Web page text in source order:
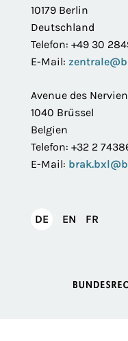
10179 Berlin
Deutschland
Telefon: +49 30
E-Mail:
Avenue des
1040 Brüssel
Belgien
Telefon: +32 2
E-Mail:
DEDeutsch
EN English
FR